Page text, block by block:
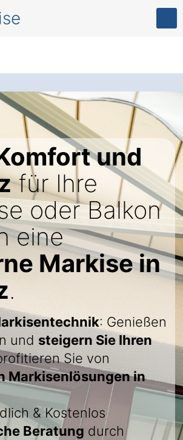
und
für Ihre
oder Balkon
eine
Markise in
.
: Genießen
und steigern Sie Ihren
Sie von
Markisenlösungen in
& Kostenlos
Beratung durch